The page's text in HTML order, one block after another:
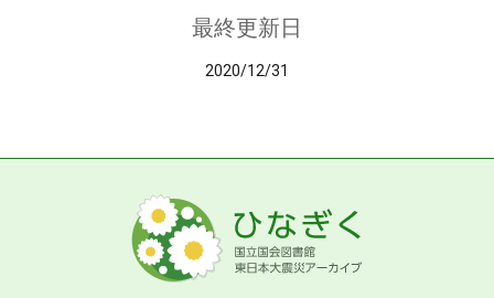
最終更新日
2020/12/31